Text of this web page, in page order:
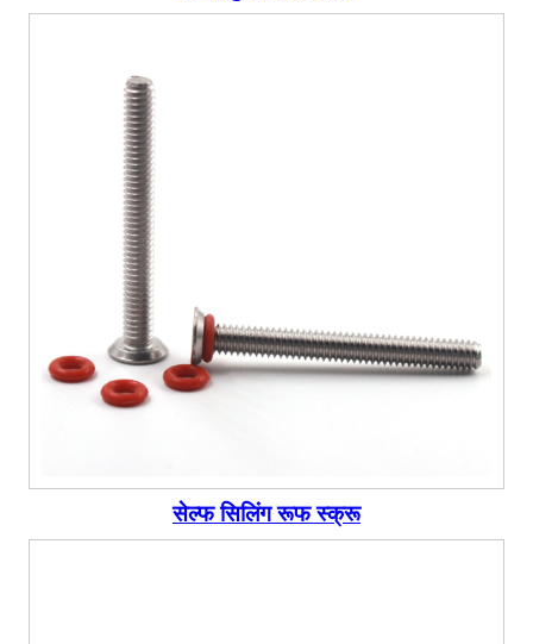
सेल्फ सिलिंग रूफ स्क्रू